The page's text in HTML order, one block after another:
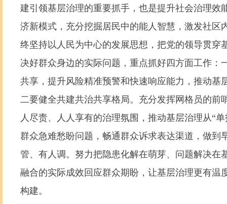
建引领基层治理的重要抓手，也是提升社会治理
济新模式，充分挖掘居民中的能人智慧，激发社
终坚持以人民为中心的发展思想，把党的领导贯
决好群众身边的实际问题，重点抓好四方面工作
共享，提升风险精准预警和快速响应能力，推动
二要健全共建共治共享格局。充分发挥网格员的
人尽责、人人享有的治理氛围，推动基层治理从“
群众急难愁盼问题，畅通群众诉求表达渠道，做
管、有人调。努力把隐患化解在萌芽、问题解决
融合的实际成效回应群众期盼，让基层治理更有
构建。